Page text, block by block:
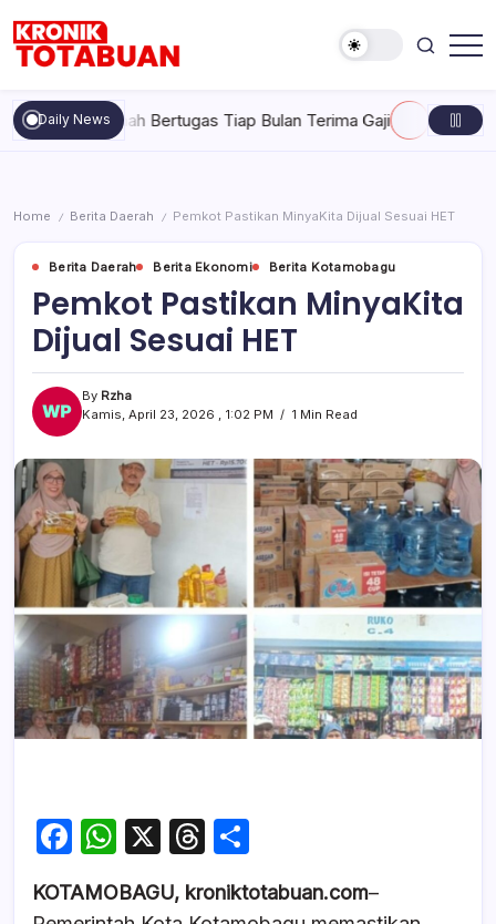
content
Totabuan
hari
ini
Kronik
Daily News
Pernah Bertugas Tiap Bulan Terima Gaji Rabu, Agustus
Home / Berita Daerah / Pemkot Pastikan MinyaKita Dijual Sesuai HET
Berita Daerah Berita Ekonomi Berita Kotamobagu
Pemkot Pastikan MinyaKita
Dijual Sesuai HET
By Rzha
Kamis, April 23, 2026 , 1:02 PM
1 Min Read
F
c
W
at
X
T
e ar
KOTAMOBAGU, kroniktotabuan.com–